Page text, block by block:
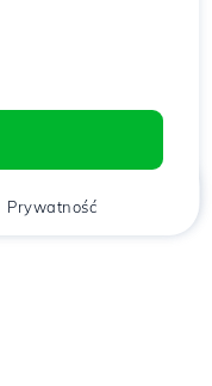
Prywatność
Chat